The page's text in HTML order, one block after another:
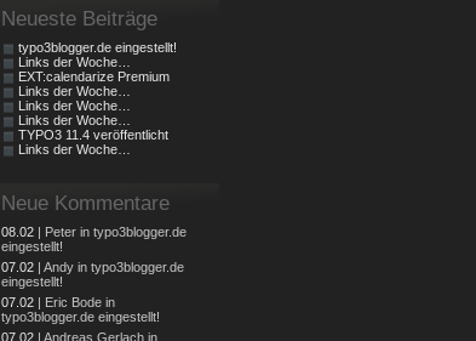
Neueste Beiträge
typo3blogger.de eingestellt!
Links der Woche…
EXT:calendarize Premium
Links der Woche…
Links der Woche…
Links der Woche…
TYPO3 11.4 veröffentlicht
Links der Woche…
Neue Kommentare
08.02 | Peter in typo3blogger.de
eingestellt!
07.02 | Andy in typo3blogger.de
eingestellt!
07.02 | Eric Bode in
typo3blogger.de eingestellt!
07.02 | Andreas Gerlach in